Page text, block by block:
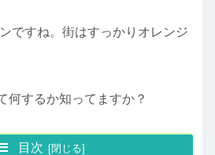
ですね。街はすっかりオレンジ
何するか知ってますか？
目次